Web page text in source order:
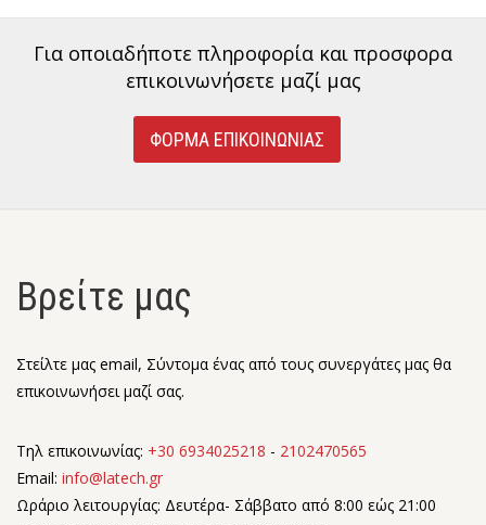
Για οποιαδήποτε πληροφορία και προσφορα
επικοινωνήσετε μαζί μας
ΦΟΡΜΑ ΕΠΙΚΟΙΝΩΝΙΑΣ
Βρείτε μας
Στείλτε μας email, Σύντομα ένας από τους συνεργάτες μας θα
επικοινωνήσει μαζί σας.
Τηλ επικοινωνίας: +30 6934025218 - 2102470565
Email: info@latech.gr
Ωράριο λειτουργίας: Δευτέρα- Σάββατο από 8:00 εώς 21:00